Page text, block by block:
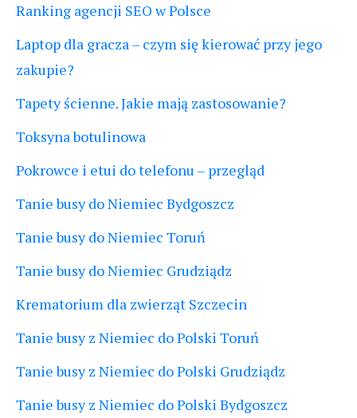
Ranking agencji SEO w Polsce
Laptop dla gracza – czym się kierować przy jego
zakupie?
Tapety ścienne. Jakie mają zastosowanie?
Toksyna botulinowa
Pokrowce i etui do telefonu – przegląd
Tanie busy do Niemiec Bydgoszcz
Tanie busy do Niemiec Toruń
Tanie busy do Niemiec Grudziądz
Krematorium dla zwierząt Szczecin
Tanie busy z Niemiec do Polski Toruń
Tanie busy z Niemiec do Polski Grudziądz
Tanie busy z Niemiec do Polski Bydgoszcz